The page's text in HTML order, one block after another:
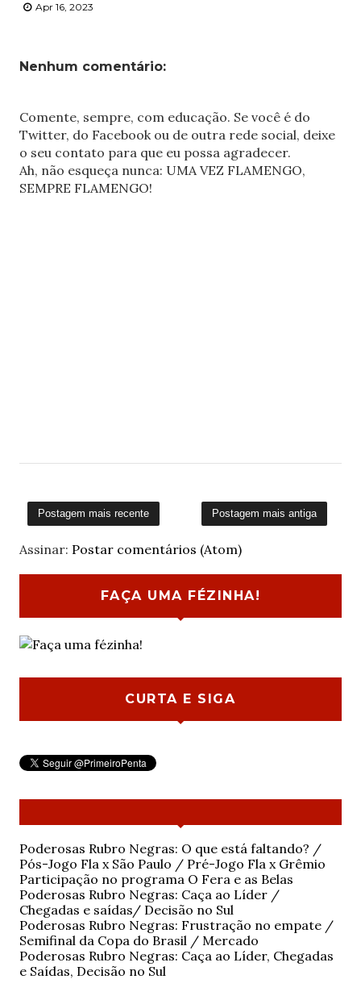
Apr 16, 2023
Nenhum comentário:
Comente, sempre, com educação. Se você é do
Twitter, do Facebook ou de outra rede social, deixe
o seu contato para que eu possa agradecer.
Ah, não esqueça nunca: UMA VEZ FLAMENGO,
SEMPRE FLAMENGO!
Postagem mais recente Postagem mais antiga
Assinar: Postar comentários (Atom)
FAÇA UMA FÉZINHA!
CURTA E SIGA
Poderosas Rubro Negras: O que está faltando? /
Pós-Jogo Fla x São Paulo / Pré-Jogo Fla x Grêmio
Participação no programa O Fera e as Belas
Poderosas Rubro Negras: Caça ao Líder /
Chegadas e saídas/ Decisão no Sul
Poderosas Rubro Negras: Frustração no empate /
Semifinal da Copa do Brasil / Mercado
Poderosas Rubro Negras: Caça ao Líder, Chegadas
e Saídas, Decisão no Sul